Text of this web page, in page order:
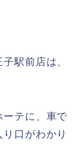
駅前店は、
ーテに、車で
口がわかり